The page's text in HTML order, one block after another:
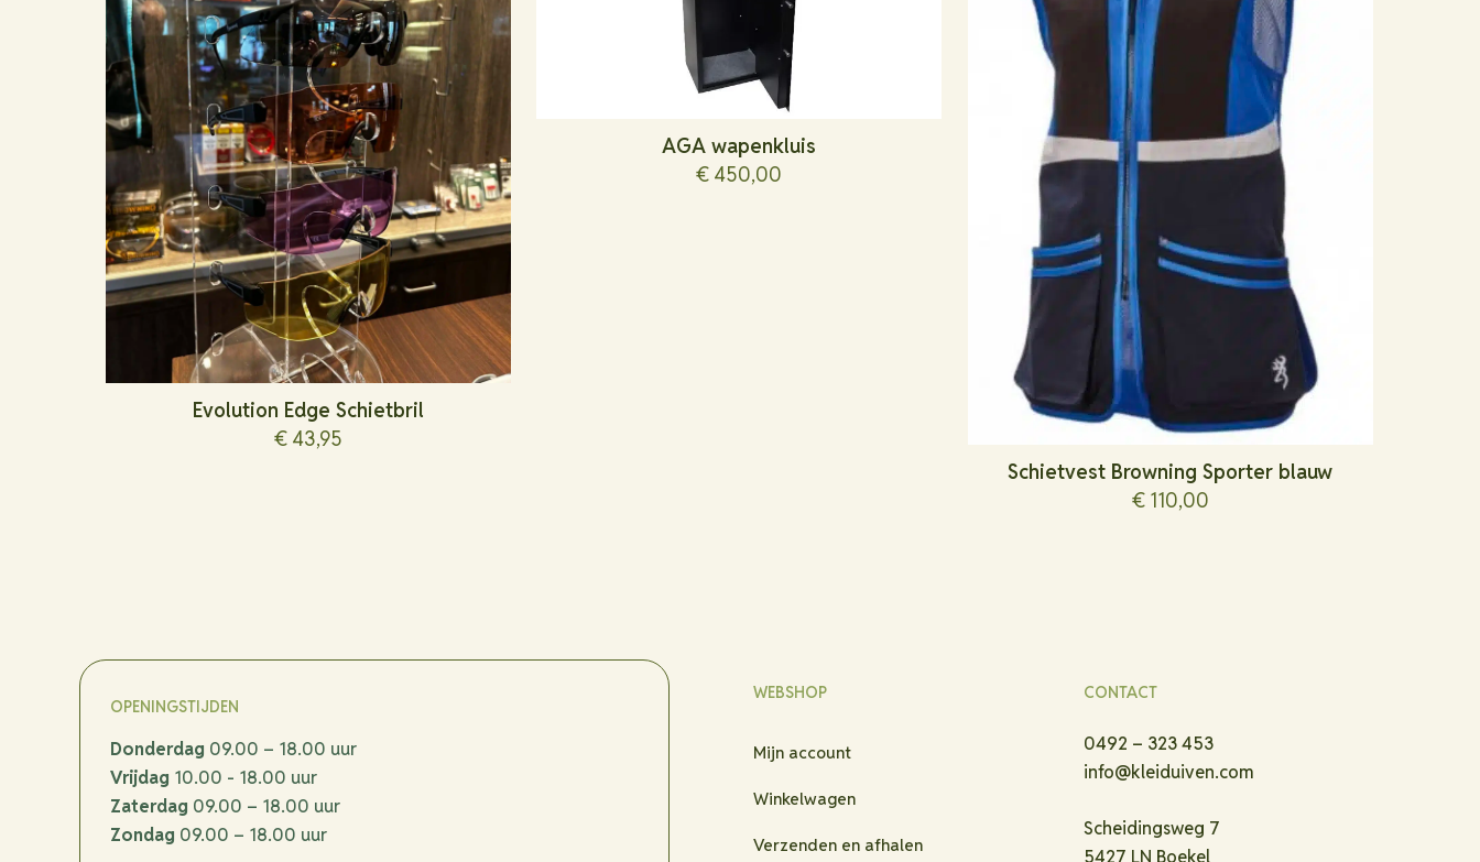
Evolution Edge Schietbril
€43,95
op
de
productpagina
AGA wapenkluis
€ 450,00
Schietvest Browning Sporter blauw
€110,00
OPENINGSTIJDEN
Donderdag 09.00 – 18.00 uur
Vrijdag 10.00 - 18.00 uur
Zaterdag 09.00 – 18.00 uur
Zondag 09.00 – 18.00 uur
WEBSHOP
Mijn account
Winkelwagen
Verzenden en afhalen
CONTACT
0492 – 323 453
info@kleiduiven.com
Scheidingsweg 7
5427 LN Boekel